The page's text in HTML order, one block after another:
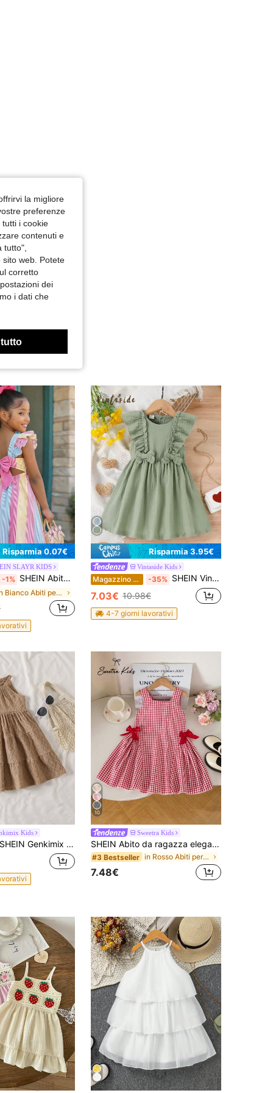
Risparmia 0.07€
SLAYR KIDS
-1% SHEIN Abito da vacanza con stampa di ciliegie carino per ragazze giovani
in Bianco Abiti per ragazze giovani
Risparmia 3.95€
Vintaside Kids
Magazzino EU -35% SHEIN Vintaside Kids Ragazzine Abiti con bordo a volant fiocco frontale
7.03€ 10.98€
4-7 giorni lavorativi
Kids
SHEIN Genkimix Kids Abito estivo casual da ragazza con stampa batik, balza sul fondo e collo a canottiera
10
Sweetra Kids
SHEIN Abito da ragazza elegante classico francese a quadri bianco e nero con scollo quadrato e linea ad A, con fiocchi laterali, per feste estive e streetwear
#3 Bestseller in Rosso Abiti per ragazze giovani
7.48€
la migliore
preferenze
i cookie
contenuti e
tutto",
web. Potete
corretto
dei
i dati che